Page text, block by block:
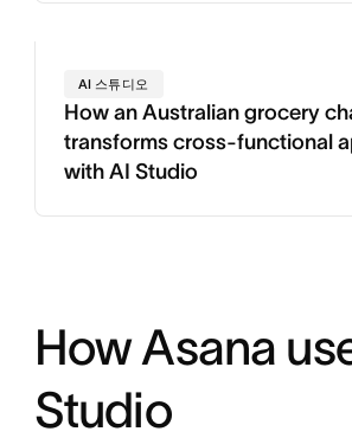
AI 스튜디오
How an Australian grocery
transforms cross-functional
with AI Studio
How Asana
Studio